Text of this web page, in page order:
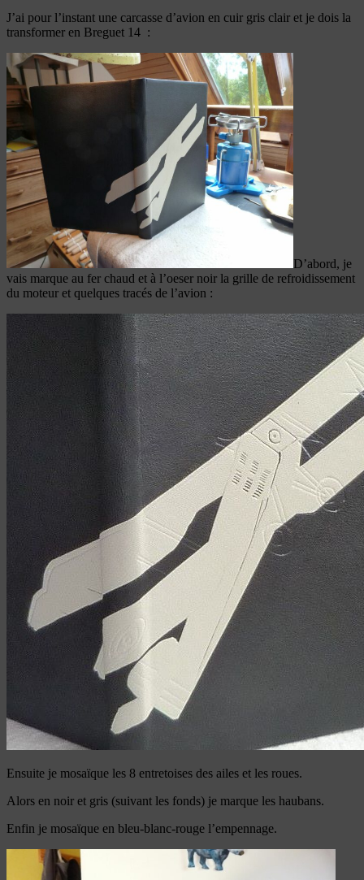
J’ai pour l’instant une carcasse d’avion en cuir gris clair et je dois la
transformer en Breguet 14 :
D’abord, je
vais marque au fer chaud et à l’oeser noir la grille de refroidissement
du moteur et quelques tracés de l’avion :
Ensuite je mosaïque les 8 entretoises des ailes et les roues.
Alors en noir et gris (suivant les fonds) je marque les haubans.
Enfin je mosaïque en bleu-blanc-rouge l’empennage.